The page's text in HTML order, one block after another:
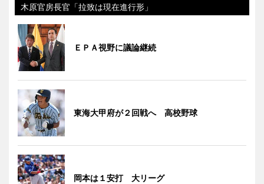
木原官房長官「拉致は現在進行形」
ＥＰＡ視野に議論継続
東海大甲府が２回戦へ 高校野球
岡本は１安打 大リーグ